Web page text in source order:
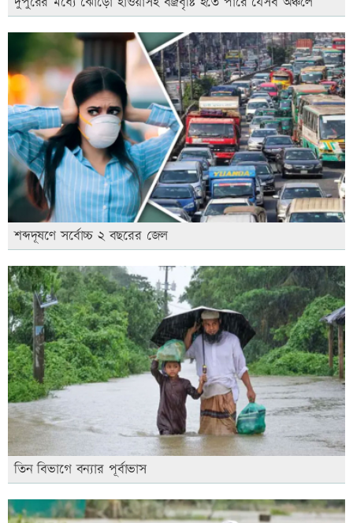
শব্দদূষণে সর্বোচ্চ ২ বছরের জেল
তিন বিভাগে বন্যার পূর্বাভাস